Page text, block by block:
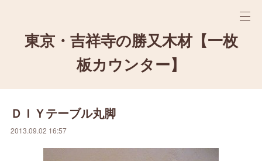
東京・吉祥寺の勝又木材【一枚
板カウンター】
ＤＩＹテーブル丸脚
2013.09.02 16:57